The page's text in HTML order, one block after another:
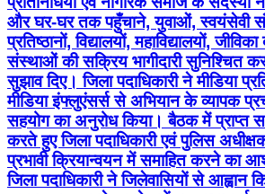
और घर-घर तक पहुँचाने, युवाओं, स्वयंसेवी
प्रतिष्ठानों, विद्यालयों, महाविद्यालयों,
संस्थाओं की सक्रिय भागीदारी सुनिश्चित
सुझाव दिए। जिला पदाधिकारी ने मीडिया
मीडिया इंफ्लुएंसर्स से अभियान के व्यापक
सहयोग का अनुरोध किया। बैठक में प्राप्त
करते हुए जिला पदाधिकारी एवं पुलिस
प्रभावी क्रियान्वयन में समाहित करने का
जिला पदाधिकारी ने जिलेवासियों से आह्वान